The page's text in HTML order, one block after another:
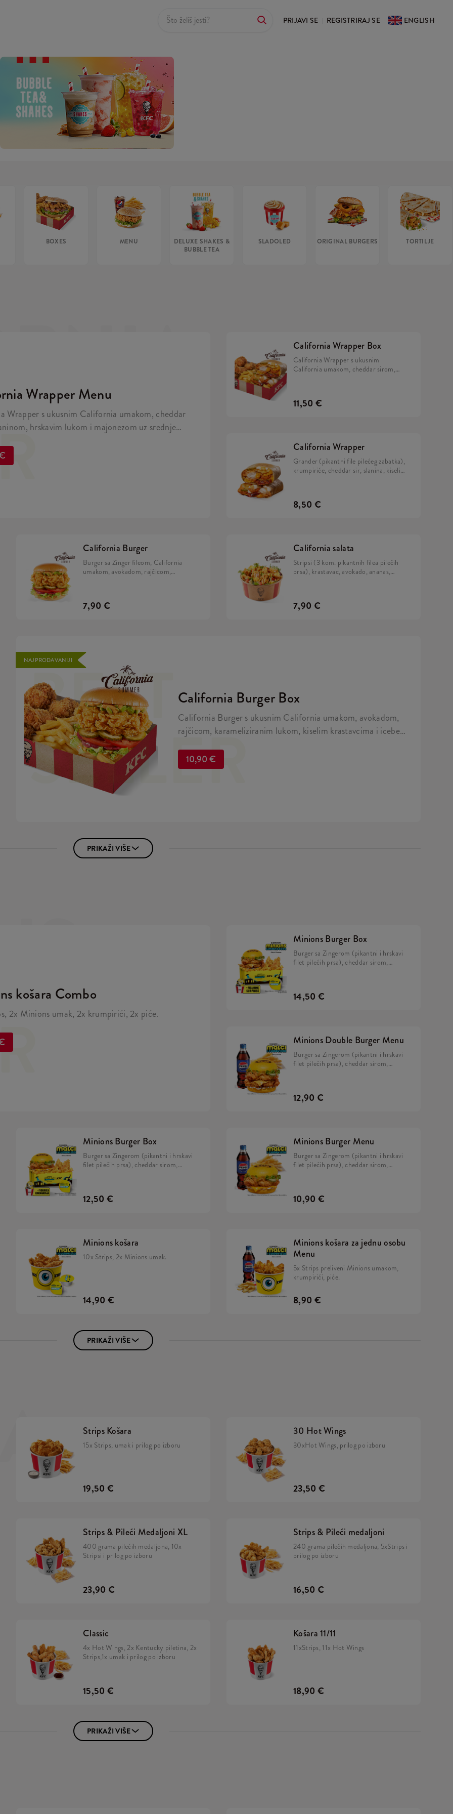
PRIJAVI SE REGISTRIRAJ SE ENGLISH
BOXES MENU
DELUXE SHAKES &
BUBBLE TEA
SLADOLED ORIGINAL BURGERS TORTILJE
Wrapper Menu
Wrapper s ukusnim California umakom, cheddar
hrskavim lukom i majonezom uz srednje
California Wrapper Box
California Wrapper s ukusnim
California umakom, cheddar sirom,
11,50 €
California Wrapper
Grander (pikantni file pilećeg zabatka),
krumpiriće, cheddar sir, slanina, kiseli
8,50 €
California Burger
Burger sa Zinger fileom, California
umakom, avokadom, rajčicom,
7,90 €
California salata
Stripsi (3 kom. pikantnih filea pilećih
prsa), krastavac, avokado, ananas,
7,90 €
California Burger Box
California Burger s ukusnim California umakom, avokadom,
rajčicom, karameliziranim lukom, kiselim krastavcima i iceberg
10,90 €
NAJPRODAVANIJI
BEST
SELLER
PRIKAŽI VIŠE
košara Combo
2x Minions umak, 2x krumpirići, 2x piće.
Minions Burger Box
Burger sa Zingerom (pikantni i hrskavi
filet pilećih prsa), cheddar sirom,
krumpirići, 2x Strips + BESPLATNA
14,50 €
Minions Double Burger Menu
Burger sa Zingerom (pikantni i hrskavi
filet pilećih prsa), cheddar sirom,
krumpirići.
12,90 €
Minions Burger Box
Burger sa Zingerom (pikantni i hrskavi
filet pilećih prsa), cheddar sirom,
krumpirići, 2x Strips + BESPLATNA
12,50 €
Minions Burger Menu
Burger sa Zingerom (pikantni i hrskavi
filet pilećih prsa), cheddar sirom,
krumpirići.
10,90 €
Minions košara
10x Strips, 2x Minions umak.
14,90 €
Minions košara za jednu osobu
Menu
5x Strips preliveni Minions umakom,
krumpirići, piće.
8,90 €
PRIKAŽI VIŠE
Strips Košara
15x Strips, umak i prilog po izboru
19,50 €
30 Hot Wings
30xHot Wings, prilog po izboru
23,50 €
Strips & Pileći Medaljoni XL
400 grama pilećih medaljona, 10x
Stripsi i prilog po izboru
23,90 €
Strips & Pileći medaljoni
240 grama pilećih medaljona, 5xStrips i
prilog po izboru
16,50 €
Classic
4x Hot Wings, 2x Kentucky piletina, 2x
Strips,1x umak i prilog po izboru
15,50 €
Košara 11/11
11xStrips, 11x Hot Wings
18,90 €
PRIKAŽI VIŠE